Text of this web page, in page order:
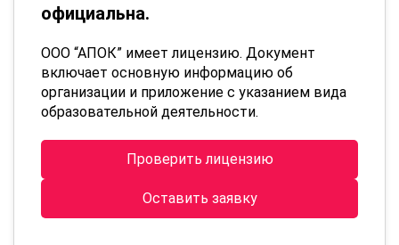
официальна.
ООО “АПОК” имеет лицензию. Документ
включает основную информацию об
организации и приложение с указанием вида
образовательной деятельности.
Проверить лицензию
Оставить заявку